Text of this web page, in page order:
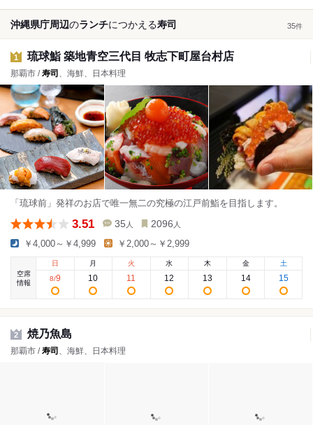
沖縄県庁周辺のランチにつかえる寿司 35件
1 琉球鮨 築地青空三代目 牧志下町屋台村店
那覇市 /寿司 、海鮮、日本料理
「琉球前」発祥のお店で唯一無二の究極の江戸前鮨を目指します。
3.51 35 人 2096 人
￥4,000～￥4,999 ￥2,000～￥2,999
空席
情報
日
8/9
月
10
火
11
水
12
木
13
金
14
土
15
2 焼乃魚島
那覇市 /寿司 、海鮮、日本料理